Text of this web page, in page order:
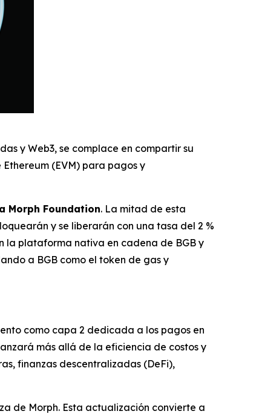
y Web3, se complace en compartir su
(EVM) para pagos y
Morph Foundation. La mitad de esta
y se liberarán con una tasa del 2 %
la plataforma nativa en cadena de BGB y
a BGB como el token de gas y
como capa 2 dedicada a los pagos en
más allá de la eficiencia de costos y
finanzas descentralizadas (DeFi),
de Morph. Esta actualización convierte a